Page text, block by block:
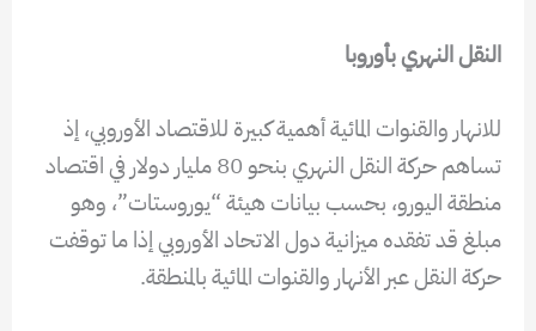
النقل النهري بأوروبا
للانهار والقنوات المائية أهمية كبيرة للاقتصاد الأوروبي، إذ
تساهم حركة النقل النهري بنحو 80 مليار دولار في اقتصاد
منطقة اليورو، بحسب بيانات هيئة “يوروستات”، وهو
مبلغ قد تفقده ميزانية دول الاتحاد الأوروبي إذا ما توقفت
حركة النقل عبر الأنهار والقنوات المائية بالمنطقة.